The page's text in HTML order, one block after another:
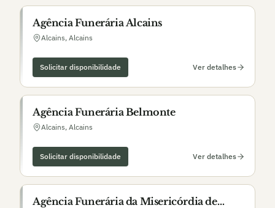
Agência Funerária Alcains
Alcains, Alcains
Solicitar disponibilidade Ver detalhes
Agência Funerária Belmonte
Alcains, Alcains
Solicitar disponibilidade Ver detalhes
Agência Funerária da Misericórdia de